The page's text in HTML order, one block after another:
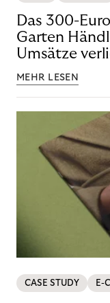
Das 300-
Garten
Umsätze
MEHR LESEN
CASE STUDY E-